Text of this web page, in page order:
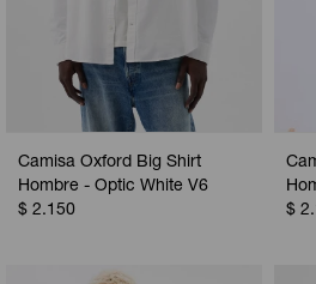
Camisa Oxford Big Shirt
Hombre - Optic White V6
$ 2.150
$